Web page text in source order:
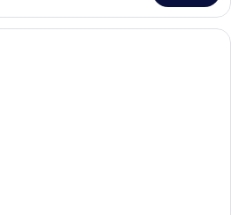
Una cocina moderna con comedor,